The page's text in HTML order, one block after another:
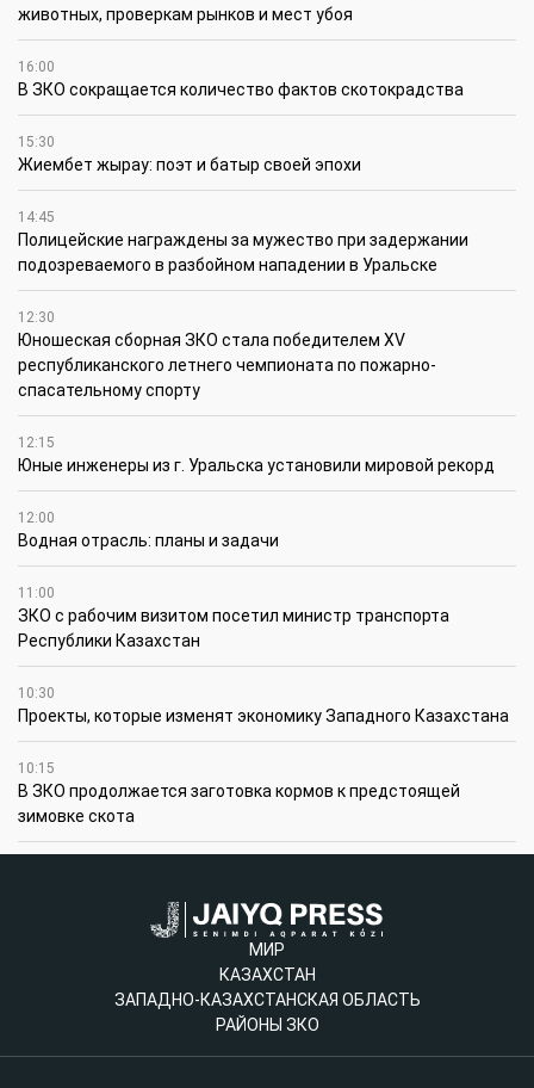
животных, проверкам рынков и мест убоя
16:00
В ЗКО сокращается количество фактов скотокрадства
15:30
Жиембет жырау: поэт и батыр своей эпохи
14:45
Полицейские награждены за мужество при задержании
подозреваемого в разбойном нападении в Уральске
12:30
Юношеская сборная ЗКО стала победителем XV
республиканского летнего чемпионата по пожарно-
спасательному спорту
12:15
Юные инженеры из г. Уральска установили мировой рекорд
12:00
Водная отрасль: планы и задачи
11:00
ЗКО с рабочим визитом посетил министр транспорта
Республики Казахстан
10:30
Проекты, которые изменят экономику Западного Казахстана
10:15
В ЗКО продолжается заготовка кормов к предстоящей
зимовке скота
МИР
КАЗАХСТАН
ЗАПАДНО-КАЗАХСТАНСКАЯ ОБЛАСТЬ
РАЙОНЫ ЗКО